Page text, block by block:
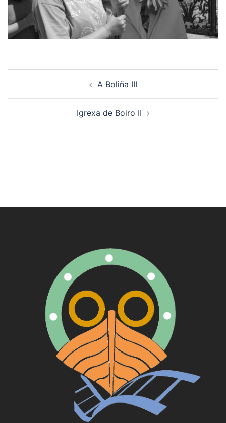
A Boliña III
Igrexa de Boiro II